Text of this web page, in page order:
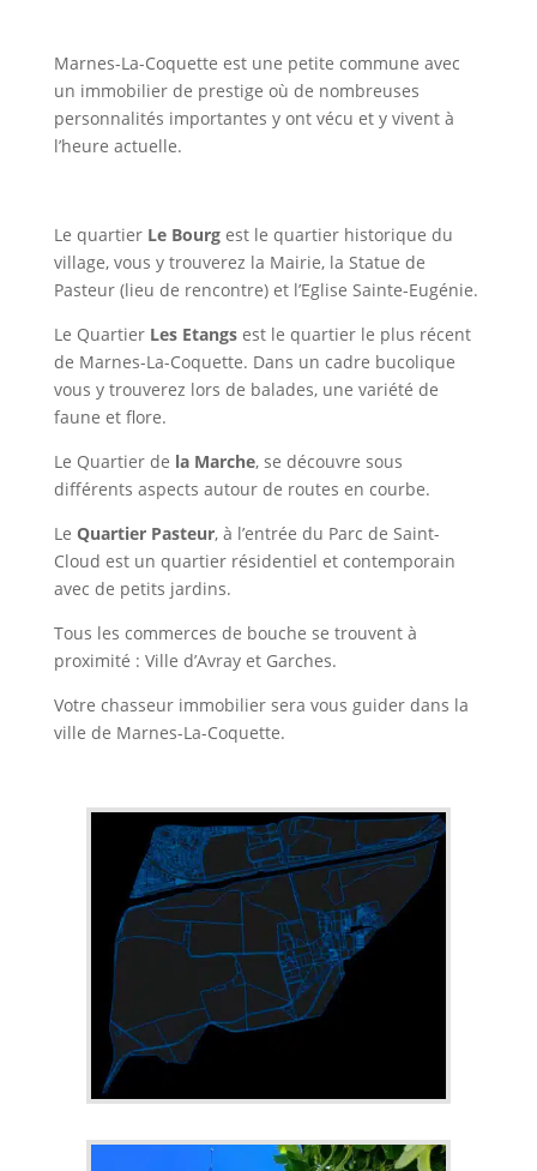
Marnes-La-Coquette est une petite commune avec
un immobilier de prestige où de nombreuses
personnalités importantes y ont vécu et y vivent à
l’heure actuelle.
Le quartierLe Bourg est le quartier historique du
village, vous y trouverez la Mairie, la Statue de
Pasteur (lieu de rencontre) et l’Eglise Sainte-Eugénie.
Le Quartier Les Etangsest le quartier le plus récent
de Marnes-La-Coquette. Dans un cadre bucolique
vous y trouverez lors de balades, une variété de
faune et flore.
Le Quartier de la Marche, se découvre sous
différents aspects autour de routes en courbe.
Le Quartier Pasteur, à l’entrée du Parc de Saint-
Cloud est un quartier résidentiel et contemporain
avec de petits jardins.
Tous les commerces de bouche se trouvent à
proximité : Ville d’Avray et Garches.
Votre chasseur immobilier sera vous guider dans la
ville de Marnes-La-Coquette.